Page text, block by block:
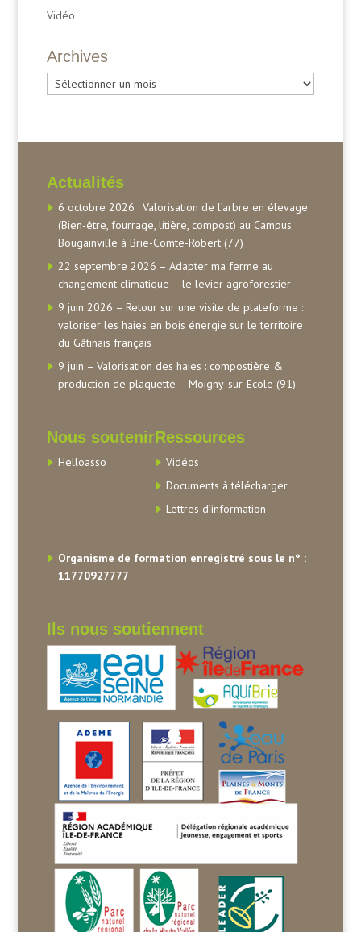
Vidéo
Archives
Archives
Actualités
6 octobre 2026 : Valorisation de l’arbre en élevage
(Bien-être, fourrage, litière, compost) au Campus
Bougainville à Brie-Comte-Robert (77)
22 septembre 2026 – Adapter ma ferme au
changement climatique – le levier agroforestier
9 juin 2026 – Retour sur une visite de plateforme :
valoriser les haies en bois énergie sur le territoire
du Gâtinais français
9 juin – Valorisation des haies : compostière &
production de plaquette – Moigny-sur-Ecole (91)
Nous soutenir
Helloasso
Ressources
Vidéos
Documents à télécharger
Lettres d’information
Organisme de formation enregistré sous le n° :
11770927777
Ils nous soutiennent